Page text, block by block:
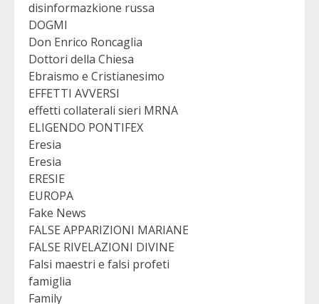
disinformazkione russa
DOGMI
Don Enrico Roncaglia
Dottori della Chiesa
Ebraismo e Cristianesimo
EFFETTI AVVERSI
effetti collaterali sieri MRNA
ELIGENDO PONTIFEX
Eresia
Eresia
ERESIE
EUROPA
Fake News
FALSE APPARIZIONI MARIANE
FALSE RIVELAZIONI DIVINE
Falsi maestri e falsi profeti
famiglia
Family